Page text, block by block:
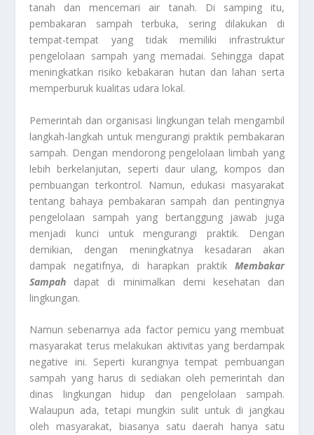
tanah dan mencemari air tanah. Di samping itu,
pembakaran sampah terbuka, sering dilakukan di
tempat-tempat yang tidak memiliki infrastruktur
pengelolaan sampah yang memadai. Sehingga dapat
meningkatkan risiko kebakaran hutan dan lahan serta
memperburuk kualitas udara lokal.
Pemerintah dan organisasi lingkungan telah mengambil
langkah-langkah untuk mengurangi praktik pembakaran
sampah. Dengan mendorong pengelolaan limbah yang
lebih berkelanjutan, seperti daur ulang, kompos dan
pembuangan terkontrol. Namun, edukasi masyarakat
tentang bahaya pembakaran sampah dan pentingnya
pengelolaan sampah yang bertanggung jawab juga
menjadi kunci untuk mengurangi praktik. Dengan
demikian, dengan meningkatnya kesadaran akan
dampak negatifnya, di harapkan praktik Membakar
Sampah dapat di minimalkan demi kesehatan dan
lingkungan.
Namun sebenarnya ada factor pemicu yang membuat
masyarakat terus melakukan aktivitas yang berdampak
negative ini. Seperti kurangnya tempat pembuangan
sampah yang harus di sediakan oleh pemerintah dan
dinas lingkungan hidup dan pengelolaan sampah.
Walaupun ada, tetapi mungkin sulit untuk di jangkau
oleh masyarakat, biasanya satu daerah hanya satu